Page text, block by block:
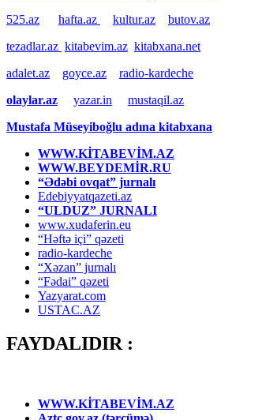
525.az
hafta.az kultur.az
butov.az
tezadlar.az kitabevim.az kitabxana.net
adalet.az
goyce.az
radio-kardeche
olaylar.az
yazar.in
mustaqil.az
Mustafa Müseyiboğlu adına kitabxana
WWW.KİTABEVİM.AZ
WWW.BEYDEMİR.RU
“Ədəbi ovqat” jurnalı
Edebiyyatqazeti.az
“ULDUZ” JURNALI
www.xudaferin.eu
“Həftə içi” qəzeti
radio-kardeche
“Xəzan” jurnalı
“Fədai” qəzeti
Yazyarat.com
USTAC.AZ
FAYDALIDIR :
WWW.KİTABEVİM.AZ